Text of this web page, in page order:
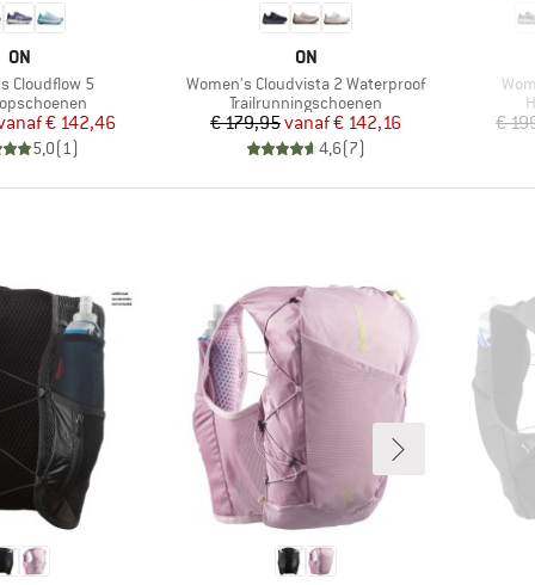
MERK
ON
Cloudflow 5
Prijs
Verlaagde prijs
€ 142,46
5,0( 1)
MERK
ON
Artikel
Women's Cloudvista 2 Waterproof
Productgroep
Trailrunningschoenen
Prijs
€ 179,95 Verlaagde prijs
vanaf€ 142,16
4,6(7)
€